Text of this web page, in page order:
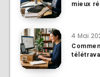
mieux
4 Mai